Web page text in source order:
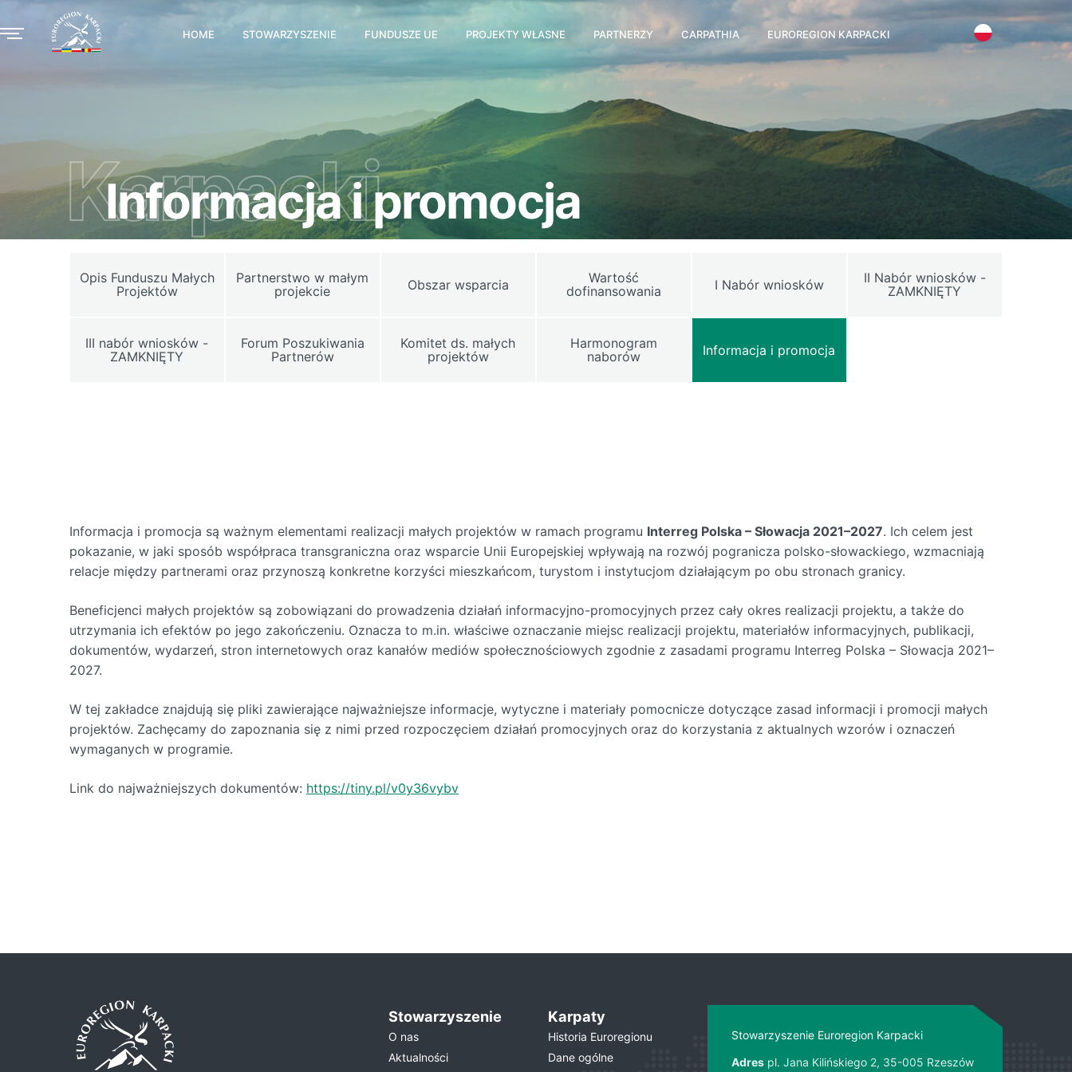
HOME STOWARZYSZENIE FUNDUSZE UE PROJEKTY WŁASNE PARTNERZY CARPATHIA EUROREGION KARPACKI
Karpacki
Informacja i promocja
Opis Funduszu Małych
Projektów
Partnerstwo w małym
projekcie
Obszar wsparcia
Wartość
dofinansowania
I Nabór wniosków
II Nabór wniosków -
ZAMKNIĘTY
III nabór wniosków -
ZAMKNIĘTY
Forum Poszukiwania
Partnerów
Komitet ds. małych
projektów
Harmonogram
naborów
Informacja i promocja
Informacja i promocja są ważnym elementami realizacji małych projektów w ramach programu Interreg Polska – Słowacja 2021–2027. Ich celem jest
pokazanie, w jaki sposób współpraca transgraniczna oraz wsparcie Unii Europejskiej wpływają na rozwój pogranicza polsko-słowackiego, wzmacniają
relacje między partnerami oraz przynoszą konkretne korzyści mieszkańcom, turystom i instytucjom działającym po obu stronach granicy.
Beneficjenci małych projektów są zobowiązani do prowadzenia działań informacyjno-promocyjnych przez cały okres realizacji projektu, a także do
utrzymania ich efektów po jego zakończeniu. Oznacza to m.in. właściwe oznaczanie miejsc realizacji projektu, materiałów informacyjnych, publikacji,
dokumentów, wydarzeń, stron internetowych oraz kanałów mediów społecznościowych zgodnie z zasadami programu Interreg Polska – Słowacja 2021–
2027.
W tej zakładce znajdują się pliki zawierające najważniejsze informacje, wytyczne i materiały pomocnicze dotyczące zasad informacji i promocji małych
projektów. Zachęcamy do zapoznania się z nimi przed rozpoczęciem działań promocyjnych oraz do korzystania z aktualnych wzorów i oznaczeń
wymaganych w programie.
Link do najważniejszych dokumentów: https://tiny.pl/v0y36vybv
Stowarzyszenie
O nas
Aktualności
Karpaty
Historia Euroregionu
Dane ogólne
Stowarzyszenie Euroregion Karpacki
Adres pl. Jana Kilińskiego 2, 35-005 Rzeszów